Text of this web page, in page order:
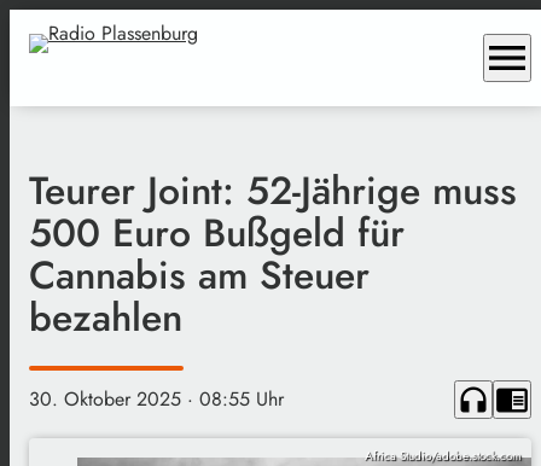
menu
Teurer Joint: 52-Jährige muss
500 Euro Bußgeld für
Cannabis am Steuer
bezahlen
30. Oktober 2025 · 08:55 Uhr headphones chrome_reader_mode
Africa Studio/adobe.stock.com